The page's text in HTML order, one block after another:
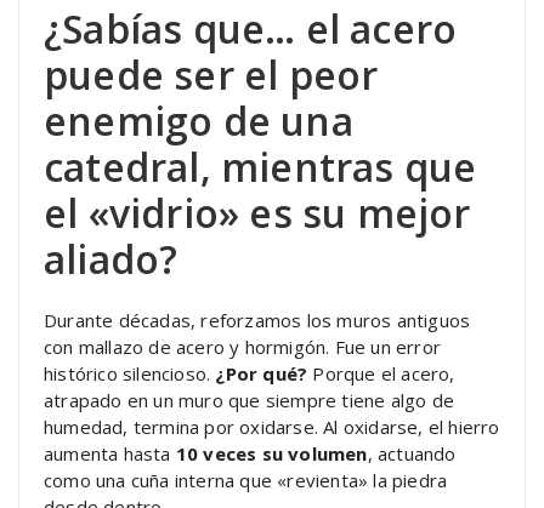
¿Sabías que… el acero
puede ser el peor
enemigo de una
catedral, mientras que
el «vidrio» es su mejor
aliado?
Durante décadas, reforzamos los muros antiguos
con mallazo de acero y hormigón. Fue un error
histórico silencioso. ¿Por qué? Porque el acero,
atrapado en un muro que siempre tiene algo de
humedad, termina por oxidarse. Al oxidarse, el hierro
aumenta hasta 10 veces su volumen, actuando
como una cuña interna que «revienta» la piedra